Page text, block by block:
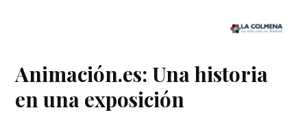
Animación.es: Una historia
en una exposición